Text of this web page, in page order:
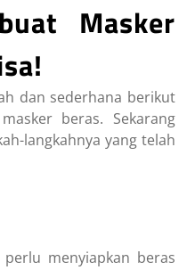
Masker
dan sederhana berikut
beras. Sekarang
langkahnya yang telah
menyiapkan beras